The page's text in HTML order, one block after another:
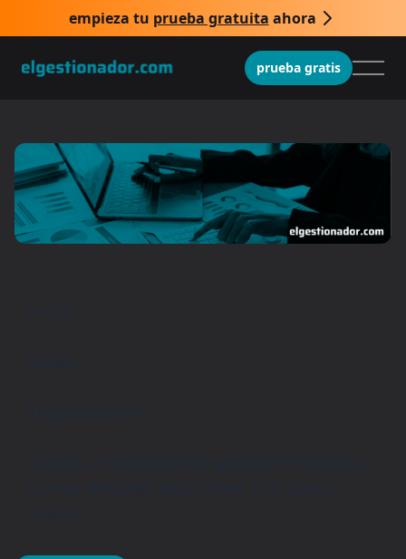
empieza tu prueba gratuita ahora
prueba gratis